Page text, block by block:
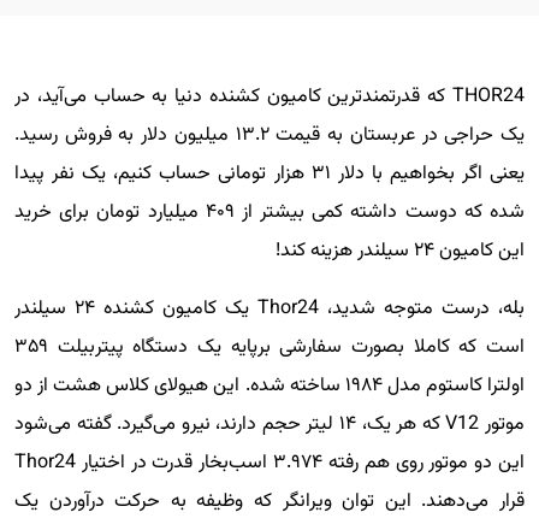
THOR24 که قدرتمندترین کامیون کشنده دنیا به حساب می‌آید، در
یک حراجی در عربستان به قیمت ۱۳.۲ میلیون دلار به فروش رسید.
یعنی اگر بخواهیم با دلار ۳۱ هزار تومانی حساب کنیم، یک نفر پیدا
شده که دوست داشته کمی بیشتر از ۴۰۹ میلیارد تومان برای خرید
این کامیون ۲۴ سیلندر هزینه کند!
بله، درست متوجه شدید، Thor24 یک کامیون کشنده ۲۴ سیلندر
است که کاملا بصورت سفارشی برپایه یک دستگاه پیتربیلت ۳۵۹
اولترا کاستوم مدل ۱۹۸۴ ساخته شده. این هیولای کلاس هشت از دو
موتور V12 که هر یک، ۱۴ لیتر حجم دارند، نیرو می‌گیرد. گفته می‌شود
این دو موتور روی هم رفته ۳.۹۷۴ اسب‌بخار قدرت در اختیار Thor24
قرار می‌دهند. این توان ویرانگر که وظیفه به حرکت درآوردن یک